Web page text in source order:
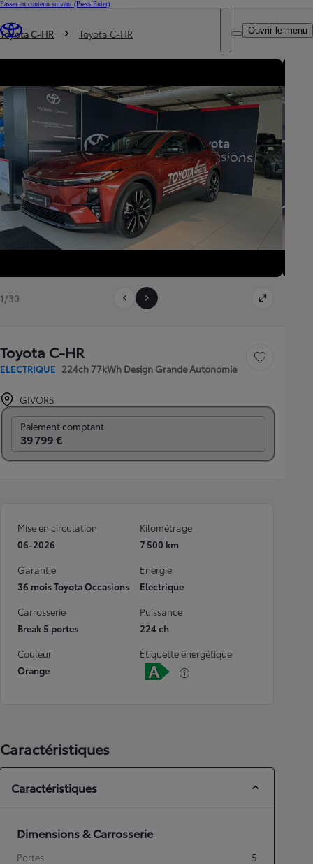
Passer au contenu suivant (Press Enter)
Trouvez un partenaire Toyota
DEALER NAME
Ouvrir le menu
Vous êtes ici
Toyota C-HR Toyota C-HR
1/30
Toyota C-HR
ELECTRIQUE 224ch 77kWh Design Grande Autonomie
Sauvegarder le
GIVORS
Paiement comptant
39 799 €
Mise en circulation
06-2026
Kilométrage
7 500 km
Garantie
36 mois Toyota Occasions
Energie
Electrique
Carrosserie
Break 5 portes
Puissance
224 ch
Couleur
Orange
Étiquette énergétique
Caractéristiques
Caractéristiques
Dimensions & Carrosserie
Portes
5